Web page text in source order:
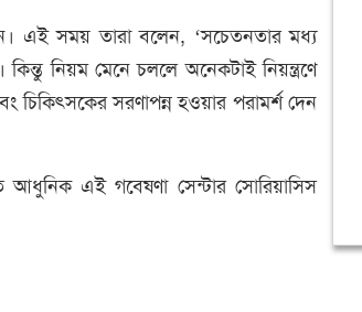
এই সময় তারা বলেন, ‘সচেতনতার মধ্য
নিয়ম মেনে চললে অনেকটাই নিয়ন্ত্রণে
চিকিৎসকের সরণাপন্ন হওয়ার পরামর্শ দেন
আধুনিক এই গবেষণা সেন্টার সোরিয়াসিস